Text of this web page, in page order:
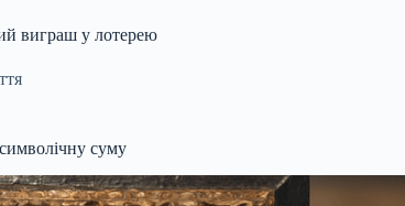
виграш у лотерею
суму